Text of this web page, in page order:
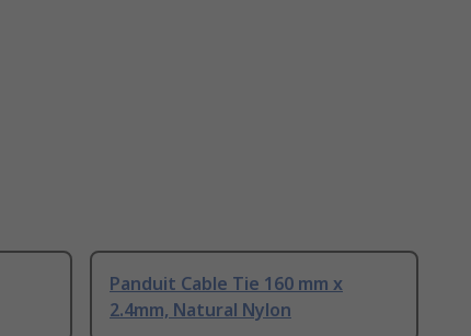
Panduit Cable Tie 160 mm x
2.4mm, Natural Nylon